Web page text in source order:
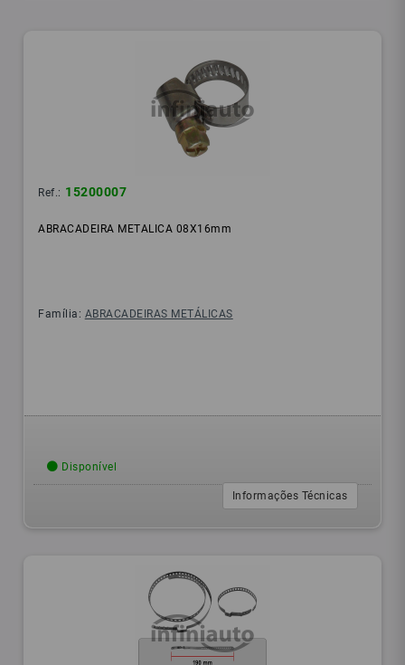
Ref.: 15200007
ABRACADEIRA METALICA 08X16mm
Família: ABRACADEIRAS METÁLICAS
Disponível
Informações Técnicas